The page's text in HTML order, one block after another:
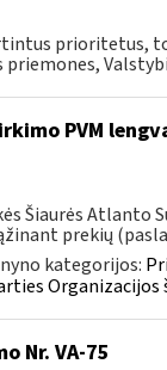
prioritetus,
PVM
Šiaurės Atlanto
prekių
kategorijos:
Nr. VA-75